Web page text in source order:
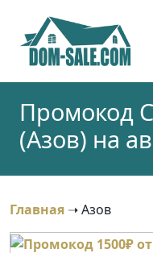
content
Промокод
(Азов) на
Главная ➝Азов